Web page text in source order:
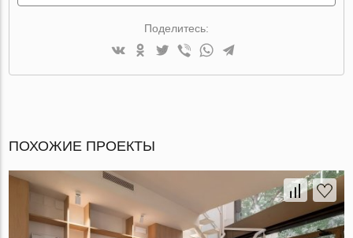
Поделитесь:
ПОХОЖИЕ ПРОЕКТЫ